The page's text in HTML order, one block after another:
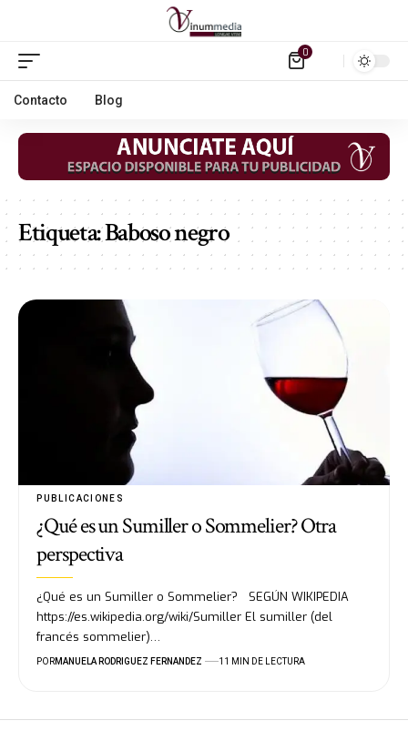
0
Contacto Blog
Etiqueta:Baboso negro
PUBLICACIONES
¿Qué es un Sumiller o Sommelier? Otra
perspectiva
¿Qué es un Sumiller o Sommelier? SEGÚN WIKIPEDIA
https://es.wikipedia.org/wiki/Sumiller El sumiller (del
francés sommelier)…
PORMANUELA RODRIGUEZ FERNANDEZ 11 MIN DE LECTURA